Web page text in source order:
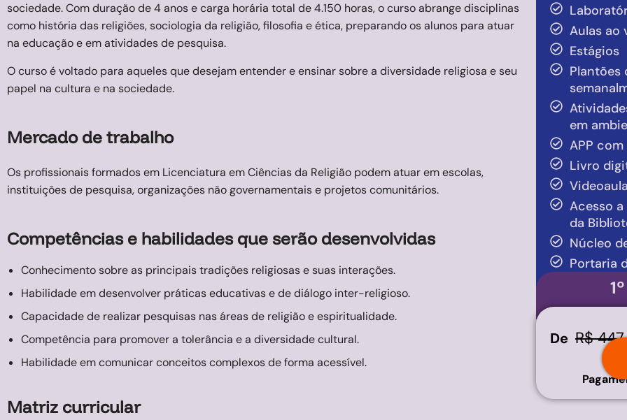
sociedade. Com duração de 4 anos e carga horária total de 4.150 horas, o curso abrange disciplinas
como história das religiões, sociologia da religião, filosofia e ética, preparando os alunos para atuar
na educação e em atividades de pesquisa.
O curso é voltado para aqueles que desejam entender e ensinar sobre a diversidade religiosa e seu
papel na cultura e na sociedade.
Mercado de trabalho
Os profissionais formados em Licenciatura em Ciências da Religião podem atuar em escolas,
instituições de pesquisa, organizações não governamentais e projetos comunitários.
Competências e habilidades que serão desenvolvidas
Conhecimento sobre as principais tradições religiosas e suas interações.
Habilidade em desenvolver práticas educativas e de diálogo inter-religioso.
Capacidade de realizar pesquisas nas áreas de religião e espiritualidade.
Competência para promover a tolerância e a diversidade cultural.
Habilidade em comunicar conceitos complexos de forma acessível.
Matriz curricular
Aulas ao
Estágios
Plantões
em
APP
Livro
Acesso
da
Núcleo
Portaria
De R$